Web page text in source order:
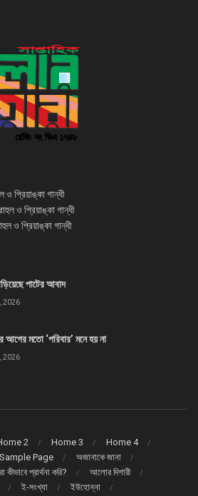
ও প্রিয়াঙ্কা গান্ধী
ও প্রিয়াঙ্কা গান্ধী
ও প্রিয়াঙ্কা গান্ধী
পাটের আবাদ
2026
মতো ‘পরিবার’ মনে হয় না
2026
2 Home 3
Home 4
Sample Page
অজানাকে জানা
কীভাবে প্রার্থনা করি?
আলোর দিশারী
ই-সংখ্যা ইউহোন্না